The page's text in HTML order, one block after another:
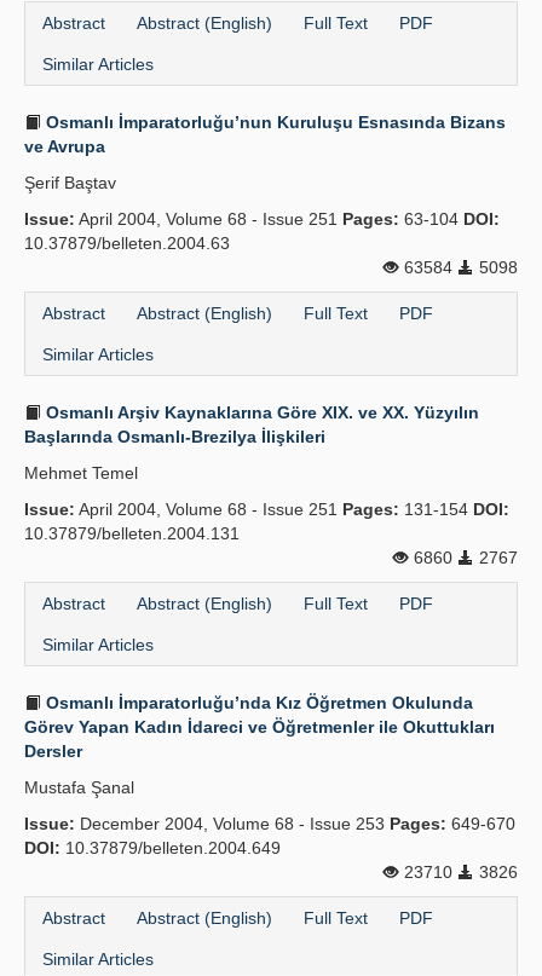
Abstract Abstract (English) Full Text PDF
Similar Articles
Osmanlı İmparatorluğu’nun Kuruluşu Esnasında Bizans
ve Avrupa
Şerif Baştav
Issue: April 2004, Volume 68 - Issue 251 Pages: 63-104 DOI:
10.37879/belleten.2004.63
63584
5098
Abstract Abstract (English) Full Text PDF
Similar Articles
Osmanlı Arşiv Kaynaklarına Göre XIX. ve XX. Yüzyılın
Başlarında Osmanlı-Brezilya İlişkileri
Mehmet Temel
Issue: April 2004, Volume 68 - Issue 251 Pages: 131-154 DOI:
10.37879/belleten.2004.131
6860
2767
Abstract Abstract (English) Full Text PDF
Similar Articles
Osmanlı İmparatorluğu’nda Kız Öğretmen Okulunda
Görev Yapan Kadın İdareci ve Öğretmenler ile Okuttukları
Dersler
Mustafa Şanal
Issue: December 2004, Volume 68 - Issue 253 Pages: 649-670
DOI: 10.37879/belleten.2004.649
23710
3826
Abstract Abstract (English) Full Text PDF
Similar Articles